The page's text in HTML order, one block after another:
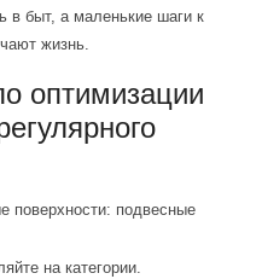
в быт, а маленькие шаги к
жизнь.
оптимизации
поверхности: подвесные
на категории.